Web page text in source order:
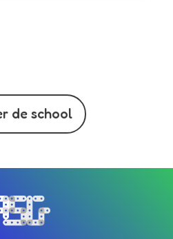
de school
de homepagina van de